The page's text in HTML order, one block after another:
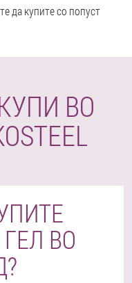
да купите со попуст
ВО
ВО